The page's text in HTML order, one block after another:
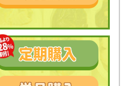
定期購入